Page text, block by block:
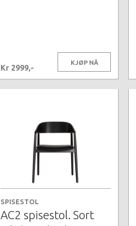
Kr 2999,-
KJØP NÅ
SPISESTOL
AC2 spisestol. Sort